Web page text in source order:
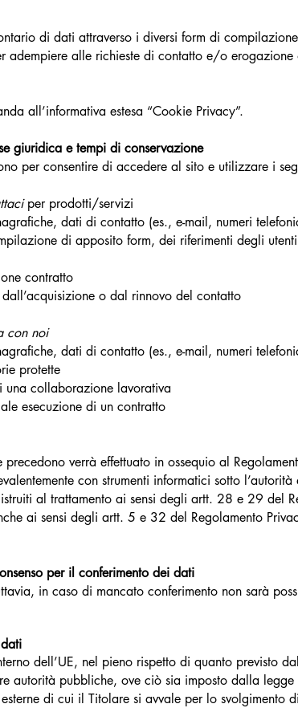
di dati attraverso i diversi form di
adempiere alle richieste di contatto e/o
all’informativa estesa “Cookie Privacy”.
giuridica e tempi di conservazione
per consentire di accedere al sito e utilizzare i
per prodotti/servizi
dati di contatto (es., e-mail, numeri
di apposito form, dei riferimenti degli
contratto
o dal rinnovo del contatto
con noi
dati di contatto (es., e-mail, numeri
protette
una collaborazione lavorativa
esecuzione di un contratto
precedono verrà effettuato in ossequio al
con strumenti informatici sotto
al trattamento ai sensi degli artt. 28 e 29 del
ai sensi degli artt. 5 e 32 del Regolamento
per il conferimento dei dati
in caso di mancato conferimento non sarà
dell’UE, nel pieno rispetto di quanto previsto
autorità pubbliche, ove ciò sia imposto dalla legge
di cui il Titolare si avvale per lo svolgimento